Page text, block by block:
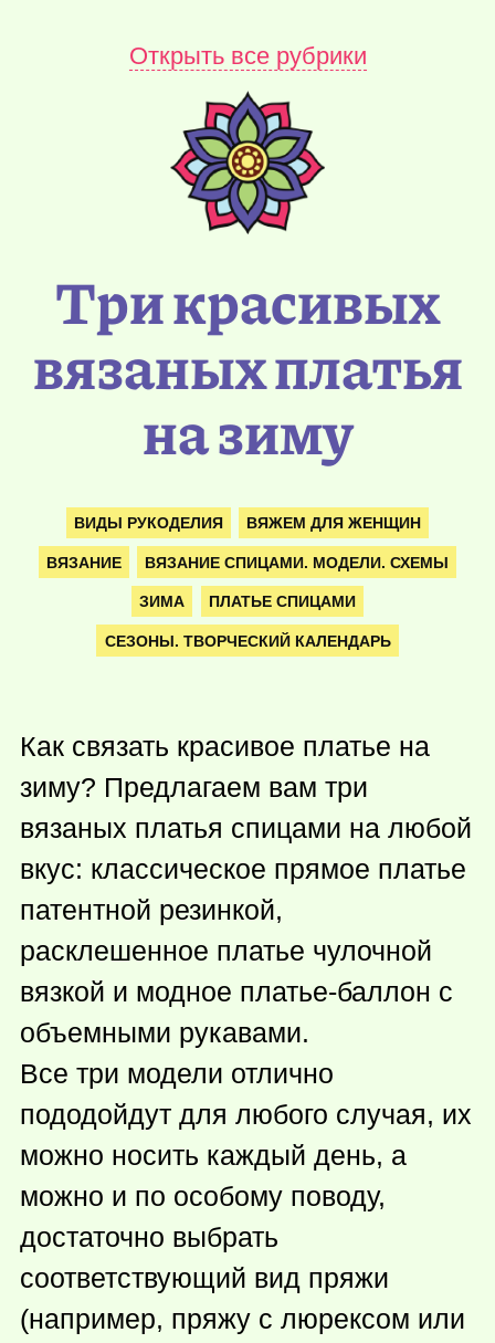
Открыть все рубрики
Три красивых
вязаных платья
на зиму
ВИДЫ РУКОДЕЛИЯ ВЯЖЕМ ДЛЯ ЖЕНЩИН
ВЯЗАНИЕ ВЯЗАНИЕ СПИЦАМИ. МОДЕЛИ. СХЕМЫ
ЗИМА ПЛАТЬЕ СПИЦАМИ
СЕЗОНЫ. ТВОРЧЕСКИЙ КАЛЕНДАРЬ
Как связать красивое платье на
зиму? Предлагаем вам три
вязаных платья спицами на любой
вкус: классическое прямое платье
патентной резинкой,
расклешенное платье чулочной
вязкой и модное платье-баллон с
объемными рукавами.
Все три модели отлично
пододойдут для любого случая, их
можно носить каждый день, а
можно и по особому поводу,
достаточно выбрать
соответствующий вид пряжи
(например, пряжу с люрексом или